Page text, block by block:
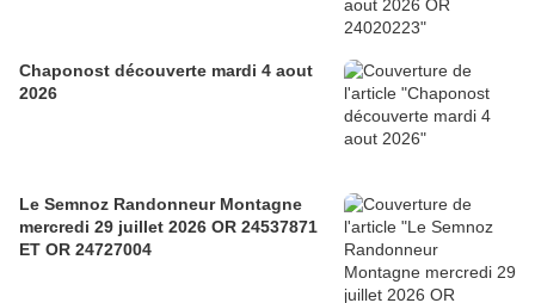
Chaponost découverte mardi 4 aout
2026
Le Semnoz Randonneur Montagne
mercredi 29 juillet 2026 OR 24537871
ET OR 24727004